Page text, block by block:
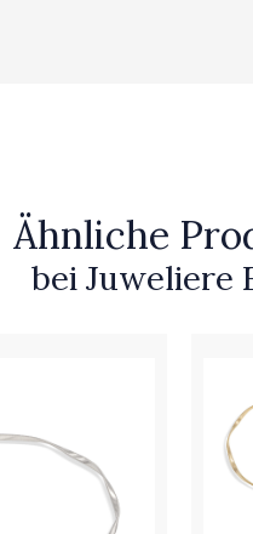
Ähnliche
bei Juweliere